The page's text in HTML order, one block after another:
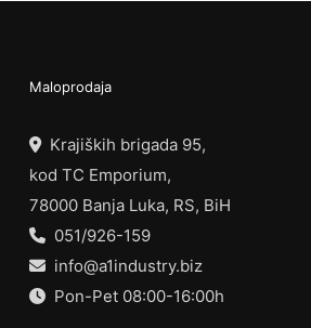
Maloprodaja
Krajiških brigada 95,
kod TC Emporium,
78000 Banja Luka, RS, BiH
051/926-159
info@a1industry.biz
Pon-Pet 08:00-16:00h